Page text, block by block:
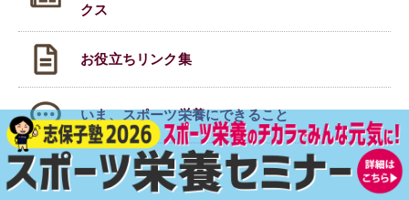
クス
お役立ちリンク集
いま、スポーツ栄養にできること